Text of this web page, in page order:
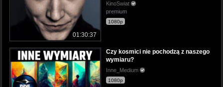
01:30:37
KinoSwiat
premium
1080p
Czy kosmici nie pochodzą z naszego
wymiaru?
Inne_Medium
1080p